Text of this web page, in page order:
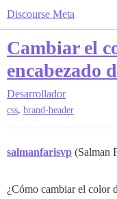
Discourse Meta
Cambiar el
encabezado
Desarrollador
css, brand-header
salmanfarisvp (Salman
¿Cómo cambiar el color